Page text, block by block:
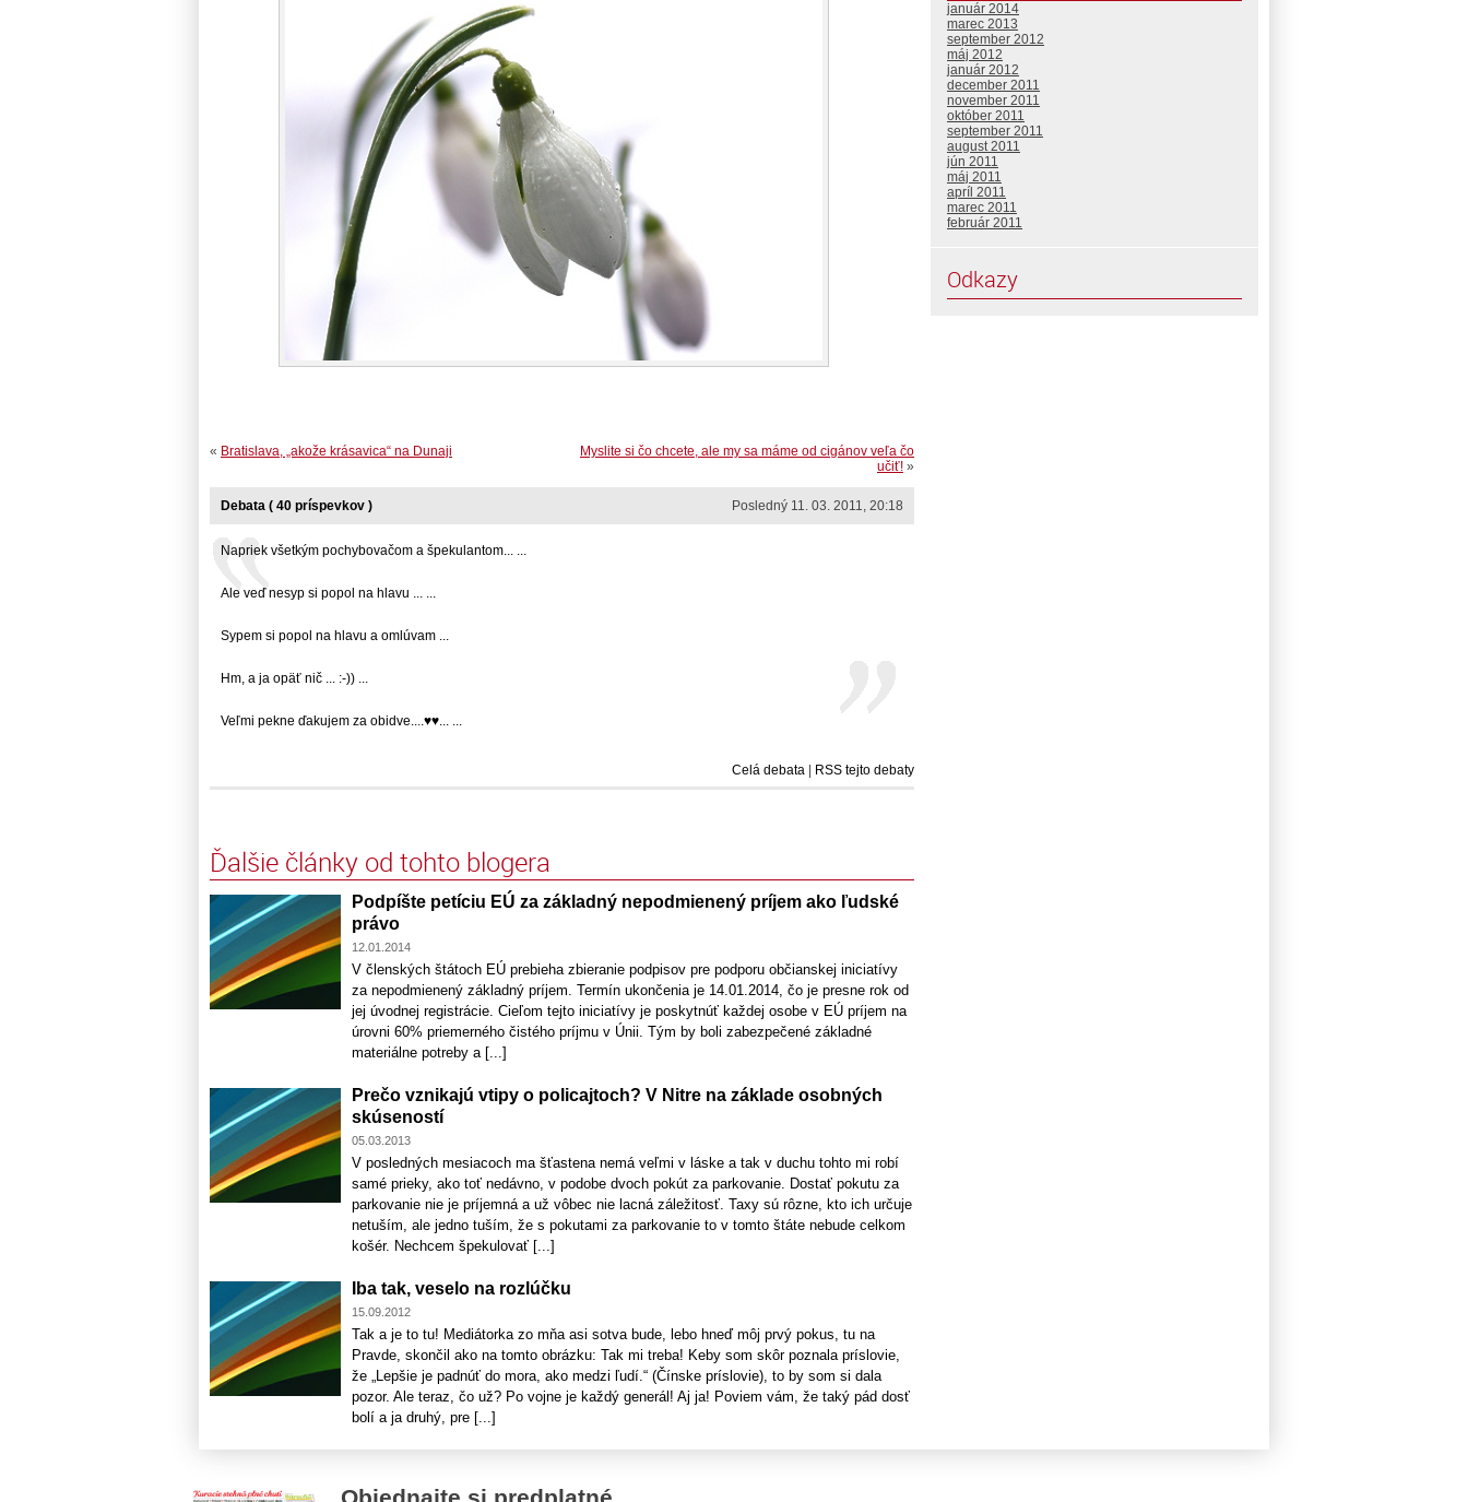
Myslite si čo chcete, ale my sa máme od cigánov veľa čo
učiť! »
« Bratislava, „akože krásavica“ na Dunaji
Posledný 11. 03. 2011, 20:18
Debata ( 40 príspevkov )
Napriek všetkým pochybovačom a špekulantom... ...
Ale veď nesyp si popol na hlavu ... ...
Sypem si popol na hlavu a omlúvam ...
Hm, a ja opäť nič ... :-)) ...
Veľmi pekne ďakujem za obidve....♥♥... ...
Celá debata RSS tejto debaty
Ďalšie články od tohto blogera
Podpíšte petíciu EÚ za základný nepodmienený príjem ako ľudské
právo
12.01.2014
V členských štátoch EÚ prebieha zbieranie podpisov pre podporu občianskej iniciatívy
za nepodmienený základný príjem. Termín ukončenia je 14.01.2014, čo je presne rok od
jej úvodnej registrácie. Cieľom tejto iniciatívy je poskytnúť každej osobe v EÚ príjem na
úrovni 60% priemerného čistého príjmu v Únii. Tým by boli zabezpečené základné
materiálne potreby a [...]
Prečo vznikajú vtipy o policajtoch? V Nitre na základe osobných
skúseností
05.03.2013
V posledných mesiacoch ma šťastena nemá veľmi v láske a tak v duchu tohto mi robí
samé prieky, ako toť nedávno, v podobe dvoch pokút za parkovanie. Dostať pokutu za
parkovanie nie je príjemná a už vôbec nie lacná záležitosť. Taxy sú rôzne, kto ich určuje
netuším, ale jedno tuším, že s pokutami za parkovanie to v tomto štáte nebude celkom
košér. Nechcem špekulovať [...]
Iba tak, veselo na rozlúčku
15.09.2012
Tak a je to tu! Mediátorka zo mňa asi sotva bude, lebo hneď môj prvý pokus, tu na
Pravde, skončil ako na tomto obrázku: Tak mi treba! Keby som skôr poznala príslovie,
že „Lepšie je padnúť do mora, ako medzi ľudí.“ (Čínske príslovie), to by som si dala
pozor. Ale teraz, čo už? Po vojne je každý generál! Aj ja! Poviem vám, že taký pád dosť
bolí a ja druhý, pre [...]
január 2014
marec 2013
september 2012
máj 2012
január 2012
december 2011
november 2011
október 2011
september 2011
august 2011
jún 2011
máj 2011
apríl 2011
marec 2011
február 2011
Odkazy